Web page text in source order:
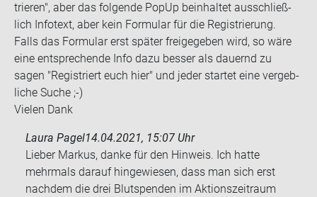
trie­ren", aber das fol­gen­de PopUp be­inhal­tet aus­schließ­
lich In­fo­text, aber kein For­mu­lar für die Re­gis­trie­rung.
Falls das For­mu­lar erst spä­ter frei­ge­ge­ben wird, so wäre
eine ent­spre­chen­de Info dazu bes­ser als dau­ernd zu
sagen "Re­gis­triert euch hier" und jeder star­tet eine ver­geb­
li­che Suche ;-)
Vie­len Dank
Laura Pagel14.04.2021, 15:07 Uhr
Lieber Markus, danke für den Hinweis. Ich hatte
mehrmals darauf hingewiesen, dass man sich erst
nachdem die drei Blutspenden im Aktionszeitraum